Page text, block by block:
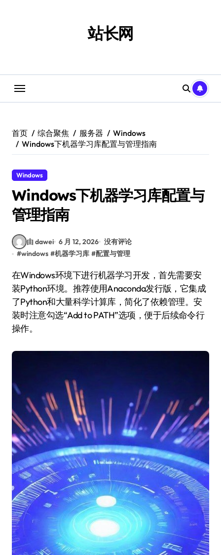
站长网
首页 综合聚焦 服务器
Windows
Windows下机器学习库配置与管理指南
Windows
Windows下机器学习库配置与
管理指南
由 dawei 6 月 12, 2026 没有评论
#windows #机器学习库 #配置与管理
在Windows环境下进行机器学习开发，首先需要安
装Python环境。推荐使用Anaconda发行版，它集成
了Python和大量科学计算库，简化了依赖管理。安
装时注意勾选“Add to PATH”选项，便于后续命令行
操作。